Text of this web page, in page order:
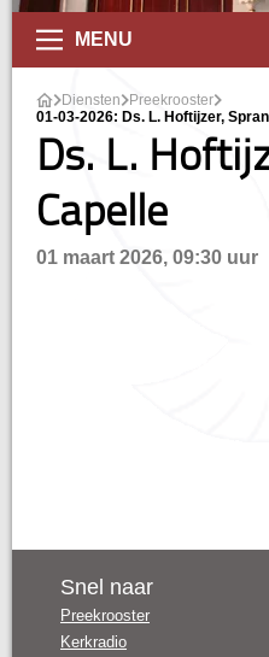
MENU
Diensten
Preekrooster
01-03-2026: Ds. L. Hoftijzer,
Ds. L.
Capelle
01 maart 2026, 09:30 uur
Snel naar
Preekrooster
Kerkradio